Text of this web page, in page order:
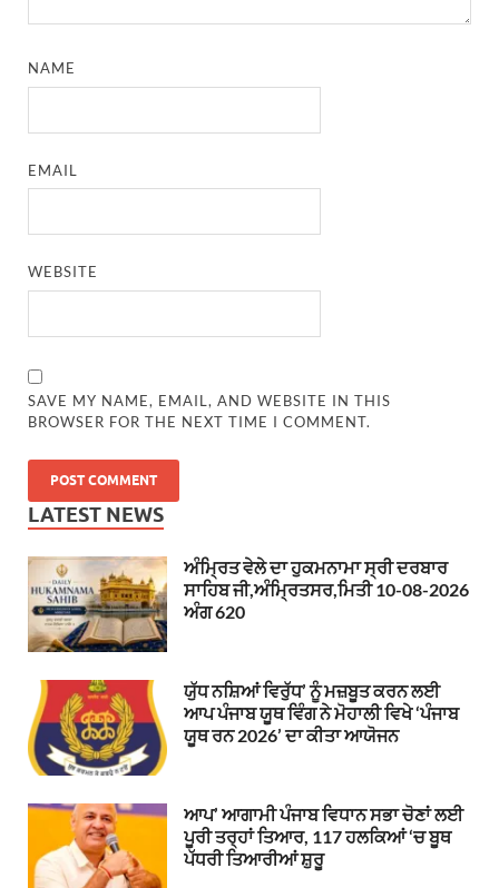
NAME
EMAIL
WEBSITE
SAVE MY NAME, EMAIL, AND WEBSITE IN THIS
BROWSER FOR THE NEXT TIME I COMMENT.
LATEST NEWS
ਅੰਮ੍ਰਿਤ ਵੇਲੇ ਦਾ ਹੁਕਮਨਾਮਾ ਸ੍ਰੀ ਦਰਬਾਰ
ਸਾਹਿਬ ਜੀ,ਅੰਮ੍ਰਿਤਸਰ,ਮਿਤੀ 10-08-2026
ਅੰਗ 620
ਯੁੱਧ ਨਸ਼ਿਆਂ ਵਿਰੁੱਧ’ ਨੂੰ ਮਜ਼ਬੂਤ ਕਰਨ ਲਈ
ਆਪ ਪੰਜਾਬ ਯੂਥ ਵਿੰਗ ਨੇ ਮੋਹਾਲੀ ਵਿਖੇ ‘ਪੰਜਾਬ
ਯੂਥ ਰਨ 2026’ ਦਾ ਕੀਤਾ ਆਯੋਜਨ
ਆਪ’ ਆਗਾਮੀ ਪੰਜਾਬ ਵਿਧਾਨ ਸਭਾ ਚੋਣਾਂ ਲਈ
ਪੂਰੀ ਤਰ੍ਹਾਂ ਤਿਆਰ, 117 ਹਲਕਿਆਂ ‘ਚ ਬੂਥ
ਪੱਧਰੀ ਤਿਆਰੀਆਂ ਸ਼ੁਰੂ